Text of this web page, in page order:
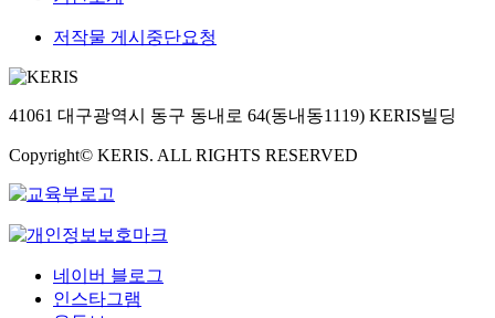
저작물 게시중단요청
41061 대구광역시 동구 동내로 64(동내동1119) KERIS빌딩
Copyright© KERIS. ALL RIGHTS RESERVED
네이버 블로그
인스타그램